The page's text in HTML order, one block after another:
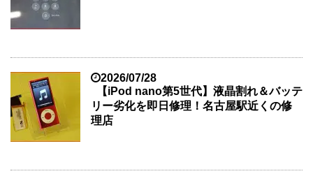
2026/07/28
【iPod nano第5世代】液晶割れ＆バッテ
リー劣化を即日修理！名古屋駅近くの修
理店